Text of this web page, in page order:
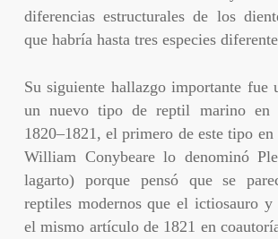
diferencias estructurales de los
que habría hasta tres especies
Su siguiente hallazgo importante fue
un nuevo tipo de reptil marino en
1820–1821, el primero de este tipo en
William Conybeare lo denominó
lagarto) porque pensó que se
reptiles modernos que el ictiosauro
el mismo artículo de 1821 en